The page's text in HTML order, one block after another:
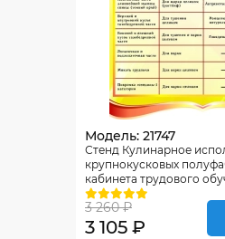
Модель: 21747
Стенд Кулинарное
крупнокусковых
кабинета трудового
690*860мм
3 260 ₽
3 105 ₽